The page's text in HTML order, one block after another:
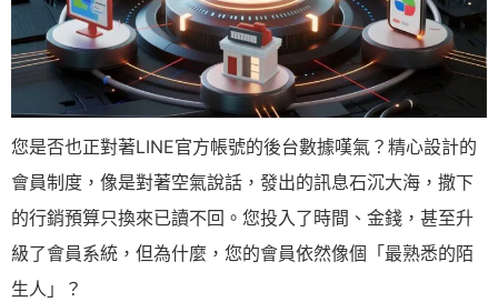
您是否也正對著LINE官方帳號的後台數據嘆氣？精心設計的
會員制度，像是對著空氣說話，發出的訊息石沉大海，撒下
的行銷預算只換來已讀不回。您投入了時間、金錢，甚至升
級了會員系統，但為什麼，您的會員依然像個「最熟悉的陌
生人」？